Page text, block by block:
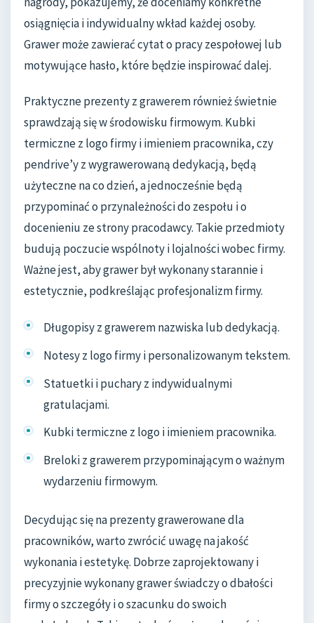
osiągnięcia i indywidualny wkład każdej osoby.
Grawer może zawierać cytat o pracy zespołowej lub
motywujące hasło, które będzie inspirować dalej.
Praktyczne prezenty z grawerem również świetnie
sprawdzają się w środowisku firmowym. Kubki
termiczne z logo firmy i imieniem pracownika, czy
pendrive’y z wygrawerowaną dedykacją, będą
użyteczne na co dzień, a jednocześnie będą
przypominać o przynależności do zespołu i o
docenieniu ze strony pracodawcy. Takie przedmioty
budują poczucie wspólnoty i lojalności wobec firmy.
Ważne jest, aby grawer był wykonany starannie i
estetycznie, podkreślając profesjonalizm firmy.
Długopisy z grawerem nazwiska lub dedykacją.
Notesy z logo firmy i personalizowanym tekstem.
Statuetki i puchary z indywidualnymi
gratulacjami.
Kubki termiczne z logo i imieniem pracownika.
Breloki z grawerem przypominającym o ważnym
wydarzeniu firmowym.
Decydując się na prezenty grawerowane dla
pracowników, warto zwrócić uwagę na jakość
wykonania i estetykę. Dobrze zaprojektowany i
precyzyjnie wykonany grawer świadczy o dbałości
firmy o szczegóły i o szacunku do swoich